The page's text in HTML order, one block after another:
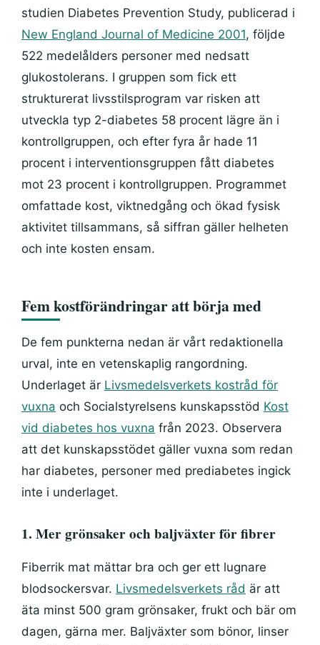
studien Diabetes Prevention Study, publicerad i
New England Journal of Medicine 2001, följde
522 medelålders personer med nedsatt
glukostolerans. I gruppen som fick ett
strukturerat livsstilsprogram var risken att
utveckla typ 2-diabetes 58 procent lägre än i
kontrollgruppen, och efter fyra år hade 11
procent i interventionsgruppen fått diabetes
mot 23 procent i kontrollgruppen. Programmet
omfattade kost, viktnedgång och ökad fysisk
aktivitet tillsammans, så siffran gäller helheten
och inte kosten ensam.
Fem kostförändringar att börja med
De fem punkterna nedan är vårt redaktionella
urval, inte en vetenskaplig rangordning.
Underlaget är Livsmedelsverkets kostråd för
vuxna och Socialstyrelsens kunskapsstöd Kost
vid diabetes hos vuxna från 2023. Observera
att det kunskapsstödet gäller vuxna som redan
har diabetes, personer med prediabetes ingick
inte i underlaget.
1. Mer grönsaker och baljväxter för fibrer
Fiberrik mat mättar bra och ger ett lugnare
blodsockersvar. Livsmedelsverkets råd är att
äta minst 500 gram grönsaker, frukt och bär om
dagen, gärna mer. Baljväxter som bönor, linser